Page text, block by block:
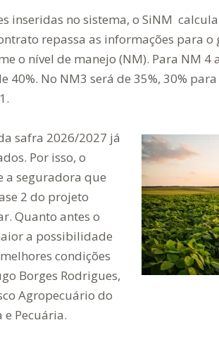
inseridas no sistema, o SiNM
repassa as informações para o
o nível de manejo (NM). Para NM 4
40%. No NM3 será de 35%, 30%
safra 2026/2027 já
Por isso, o
a seguradora que
2 do projeto
Quanto antes o
a possibilidade
condições
Borges Rodrigues,
Agropecuário do
Pecuária.